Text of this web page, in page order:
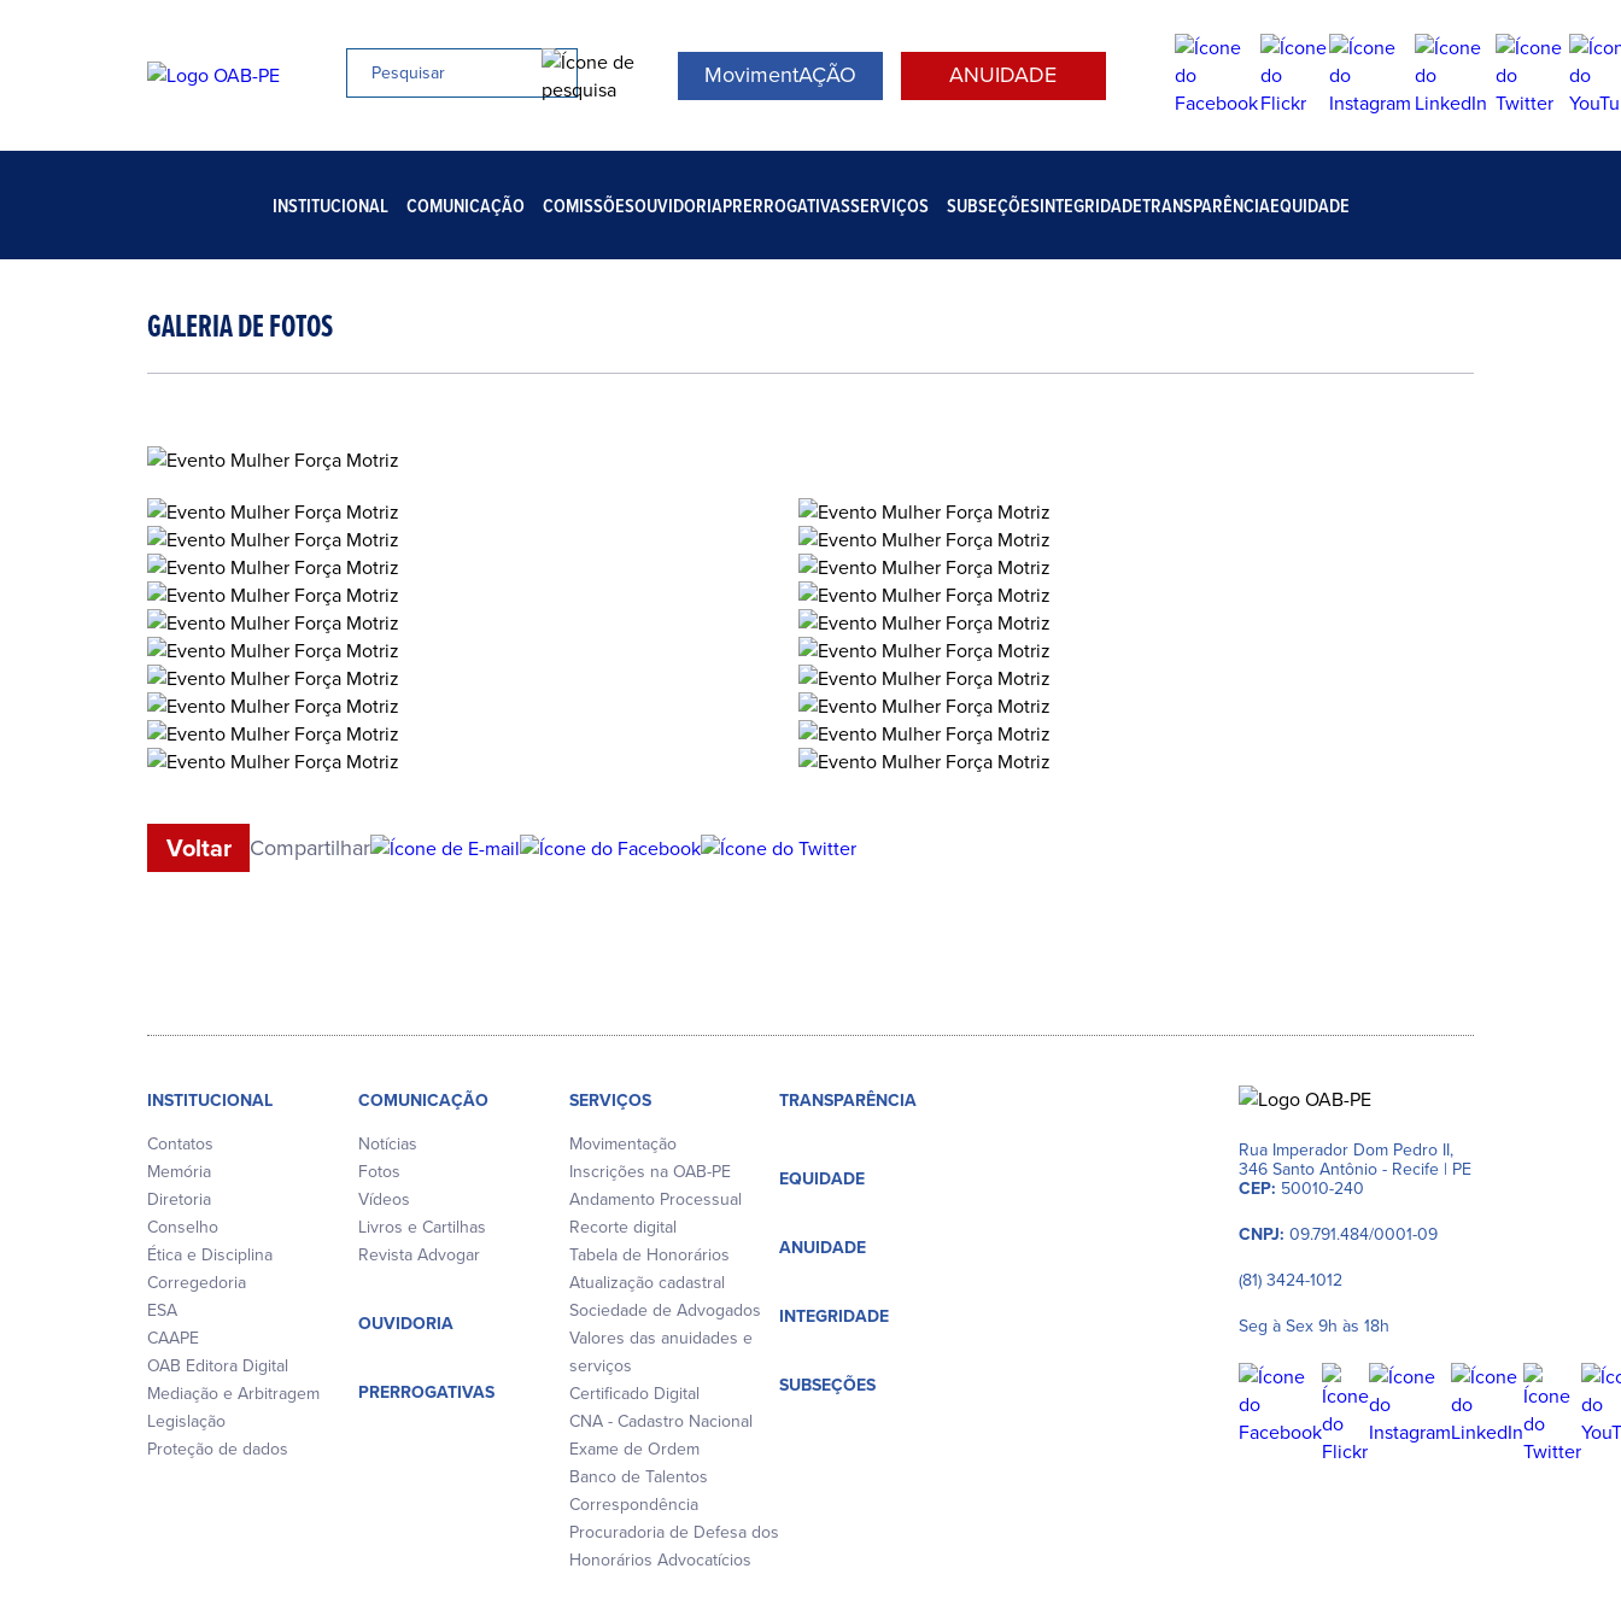
MovimentAÇÃO ANUIDADE
INSTITUCIONAL COMUNICAÇÃO COMISSÕESOUVIDORIAPRERROGATIVASSERVIÇOS SUBSEÇÕESINTEGRIDADETRANSPARÊNCIAEQUIDADE
GALERIA DE FOTOS
Voltar Compartilhar
INSTITUCIONAL
Contatos
Memória
Diretoria
Conselho
Ética e Disciplina
Corregedoria
ESA
CAAPE
OAB Editora Digital
Mediação e Arbitragem
Legislação
Proteção de dados
COMUNICAÇÃO
Notícias
Fotos
Vídeos
Livros e Cartilhas
Revista Advogar
OUVIDORIA
PRERROGATIVAS
SERVIÇOS
Movimentação
Inscrições na OAB-PE
Andamento Processual
Recorte digital
Tabela de Honorários
Atualização cadastral
Sociedade de Advogados
Valores das anuidades e
serviços
Certificado Digital
CNA - Cadastro Nacional
Exame de Ordem
Banco de Talentos
Correspondência
Procuradoria de Defesa dos
Honorários Advocatícios
TRANSPARÊNCIA
EQUIDADE
ANUIDADE
INTEGRIDADE
SUBSEÇÕES
Rua Imperador Dom Pedro II,
346 Santo Antônio - Recife | PE
CEP: 50010-240
CNPJ: 09.791.484/0001-09
(81) 3424-1012
Seg à Sex 9h às 18h